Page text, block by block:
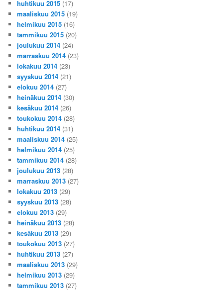
huhtikuu 2015 (17)
maaliskuu 2015 (19)
helmikuu 2015 (16)
tammikuu 2015 (20)
joulukuu 2014 (24)
marraskuu 2014 (23)
lokakuu 2014 (23)
syyskuu 2014 (21)
elokuu 2014 (27)
heinäkuu 2014 (30)
kesäkuu 2014 (26)
toukokuu 2014 (28)
huhtikuu 2014 (31)
maaliskuu 2014 (25)
helmikuu 2014 (25)
tammikuu 2014 (28)
joulukuu 2013 (28)
marraskuu 2013 (27)
lokakuu 2013 (29)
syyskuu 2013 (28)
elokuu 2013 (29)
heinäkuu 2013 (28)
kesäkuu 2013 (29)
toukokuu 2013 (27)
huhtikuu 2013 (27)
maaliskuu 2013 (29)
helmikuu 2013 (29)
tammikuu 2013 (27)